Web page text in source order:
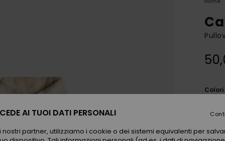
Colori
AI TUOI DATI PERSONALI
partner, utilizziamo i cookie o dei sistemi equivalenti per